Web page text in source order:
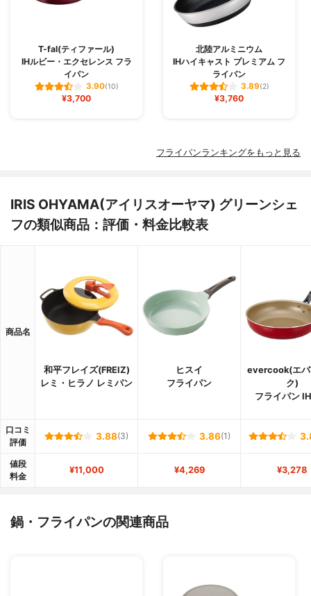
T-fal(ティファール)
IHルビー・エクセレンス フラ
イパン
3.90(10)
¥3,700
北陸アルミニウム
IHハイキャスト プレミアム フ
ライパン
3.89(2)
¥3,760
フライパンランキングをもっと見る
IRIS OHYAMA(アイリスオーヤマ) グリーンシェ
フの類似商品：評価・料金比較表
商品名
和平フレイズ(FREIZ)
レミ・ヒラノ レミパン
ヒスイ
フライパン
evercook(エバ
ク)
フライパン
口コミ
評価
3.88(3) 3.86(1)
値段
料金
¥11,000 ¥4,269 ¥3,278
鍋・フライパンの関連商品